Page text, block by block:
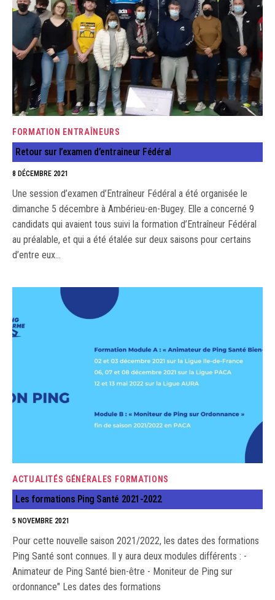
FORMATION ENTRAÎNEURS
Retour sur l’examen d’entraineur Fédéral
8 DÉCEMBRE 2021
Une session d’examen d’Entraîneur Fédéral a été organisée le
dimanche 5 décembre à Ambérieu-en-Bugey. Elle a concerné 9
candidats qui avaient tous suivi la formation d’Entraîneur Fédéral
au préalable, et qui a été étalée sur deux saisons pour certains
d’entre eux…
ACTUALITÉS GÉNÉRALES FORMATIONS
Les formations Ping Santé 2021-2022
5 NOVEMBRE 2021
Pour cette nouvelle saison 2021/2022, les dates des formations
Ping Santé sont connues. Il y aura deux modules différents : -
Animateur de Ping Santé bien-être - Moniteur de Ping sur
ordonnance" Les dates des formations